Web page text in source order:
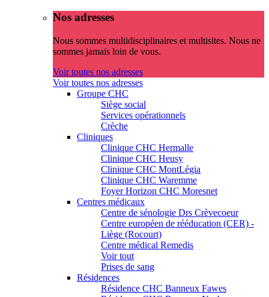
Nos adresses
Nous sommes multidisciplinaires et multisites. Nous ne
sommes jamais loin de vous.
Voir toutes nos adresses
Voir toutes nos adresses
Groupe CHC
Siège social
Services opérationnels
Crèche
Cliniques
Clinique CHC Hermalle
Clinique CHC Heusy
Clinique CHC MontLégia
Clinique CHC Waremme
Foyer Horizon CHC Moresnet
Centres médicaux
Centre de sénologie Drs Crèvecoeur
Centre européen de rééducation (CER) -
Liège (Rocourt)
Centre médical Remedis
Voir tout
Prises de sang
Résidences
Résidence CHC Banneux Fawes